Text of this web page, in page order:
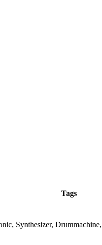
Tags
Synthesizer,